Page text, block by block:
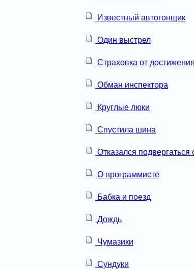
Известный автогонщик
Один выстрел
Страховка от
Обман инспектора
Круглые люки
Спустила шина
Отказался подвергаться
О программисте
Бабка и поезд
Дождь
Чумазики
Сундуки